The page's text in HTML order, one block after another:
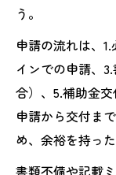
う。
申請の流れは、
インでの申請、
合）、5.補助金
申請から交付ま
め、余裕を持っ
書類不備や記載